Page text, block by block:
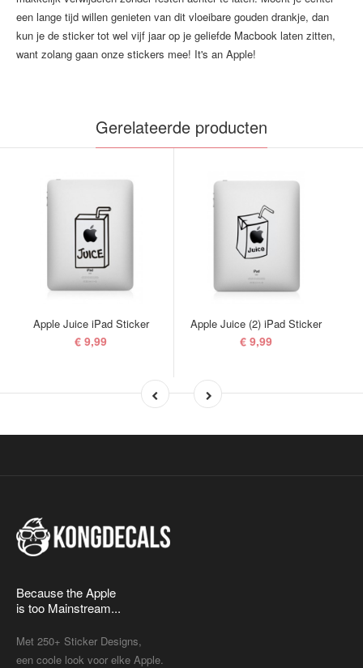
een lange tijd willen genieten van dit vloeibare gouden drankje, dan
kun je de sticker tot wel vijf jaar op je geliefde Macbook laten zitten,
want zolang gaan onze stickers mee! It's an Apple!
Gerelateerde producten
Apple Juice iPad Sticker
€ 9,99
Apple Juice (2) iPad Sticker
€ 9,99
Because the Apple
is too Mainstream...
Met 250+ Sticker Designs,
een coole look voor elke Apple.